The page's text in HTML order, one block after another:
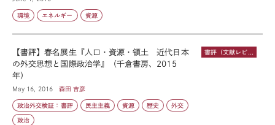
環境 エネルギー 資源
書評（文献レビュー）
【書評】春名展生『人口・資源・領土 近代日本
の外交思想と国際政治学』（千倉書房、2015
年）
May 16, 2016 森田 吉彦
政治外交検証：書評 民主主義 資源 歴史 外交
政治